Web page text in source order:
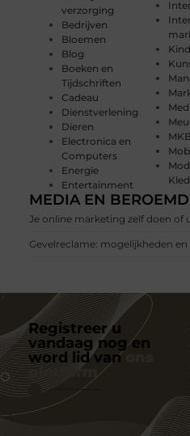
verzorging
Bedrijven
Bloemen
Blog
Boeken en
Tijdschriften
Cadeau
Dienstverlening
Dieren
Electronica en
Computers
Energie
Entertainment
MEDIA EN
Je online marketing zelf doen of
Gevelreclame: mogelijkheden
Registreer u
vandaag nog en
word lid van
platform